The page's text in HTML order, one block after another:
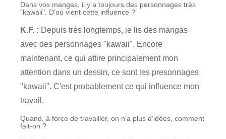
Dans vos mangas, il y a toujours des personnages très
"kawaii". D'où vient cette influence ?
K.F. : Depuis très longtemps, je lis des mangas
avec des personnages "kawaii". Encore
maintenant, ce qui attire principalement mon
attention dans un dessin, ce sont les presonnages
"kawaii". C'est probablement ce qui influence mon
travail.
Quand, à force de travailler, on n'a plus d'idées, comment
fait-on ?